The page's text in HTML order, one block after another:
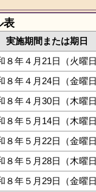
表
実施期間または期日
８年４月21日（火曜
８年４月24日（金曜
８年４月30日（木曜
８年５月14日（木曜
８年５月22日（金曜
８年５月28日（木曜
８年５月29日（金曜